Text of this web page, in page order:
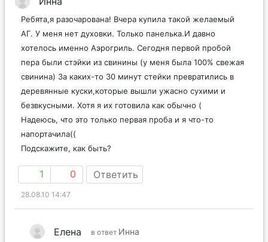
Ребята,я разочарована! Вчера купила такой желаемый
АГ. У меня нет духовки. Только панелька.И давно
хотелось именно Аэрогриль. Сегодня первой пробой
пера были стэйки из свинины (у меня была 100% свежая
свинина) За каких-то 30 минут стейки превратились в
деревянные куски,которые вышли ужасно сухими и
безвкусными. Хотя я их готовила как обычно (
Надеюсь, что это только первая проба и я что-то
напортачила((
Подскажите, как быть?
1 0 Ответить
28.08.10 14:47
Елена в ответ Инна